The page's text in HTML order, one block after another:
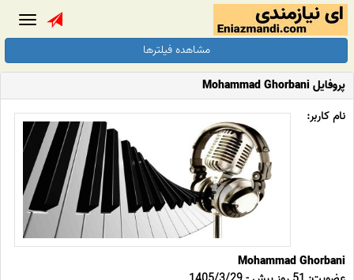
مشاهده فیلترها
پروفایل Mohammad Ghorbani
نام کاربر:
Mohammad Ghorbani